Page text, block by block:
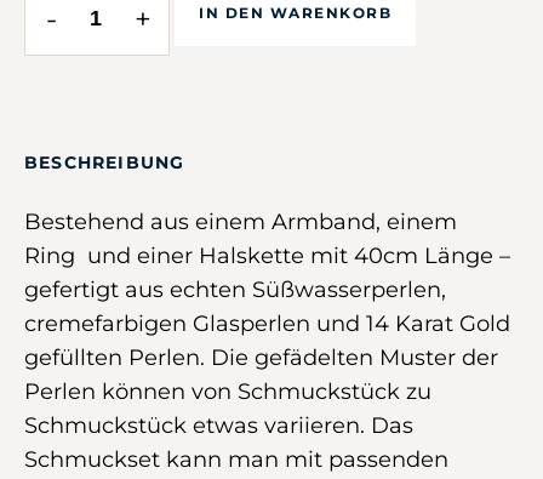
- + IN DEN WARENKORB
BESCHREIBUNG
Bestehend aus einem Armband, einem
Ring und einer Halskette mit 40cm Länge –
gefertigt aus echten Süßwasserperlen,
cremefarbigen Glasperlen und 14 Karat Gold
gefüllten Perlen. Die gefädelten Muster der
Perlen können von Schmuckstück zu
Schmuckstück etwas variieren. Das
Schmuckset kann man mit passenden